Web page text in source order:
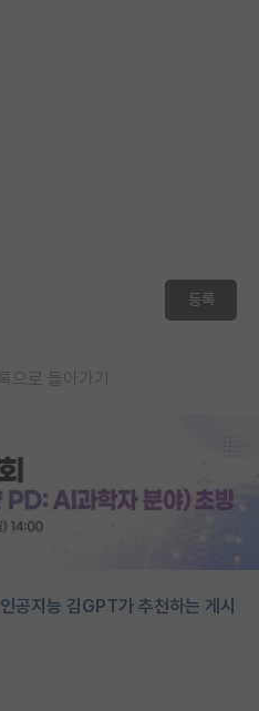
등록
으로 돌아가기
공지능 김GPT가 추천하는 게시